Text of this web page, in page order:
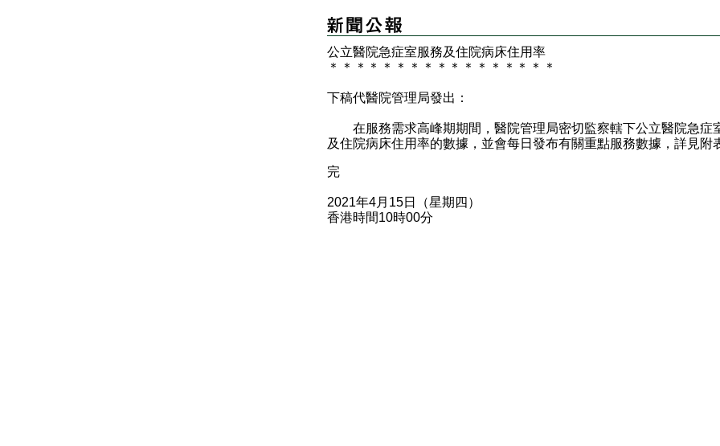
公立醫院急症室服務及住院病床住用率
＊
＊ ＊ ＊ ＊ ＊ ＊ ＊ ＊ ＊ ＊ ＊ ＊ ＊ ＊ ＊ ＊
下稿代醫院管理局發出：
在服務需求高峰期期間，醫院管理局密切監察轄下公立醫院急症
及住院病床住用率的數據，並會每日發布有關重點服務數據，詳見附
完
2021年4月15日（星期四）
香港時間10時00分